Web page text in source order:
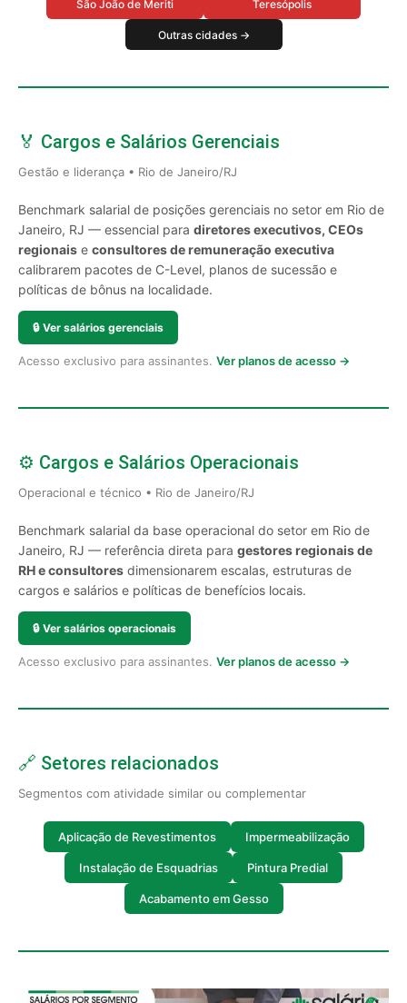
São João de Meriti Teresópolis
Outras cidades →
🏅 Cargos e Salários Gerenciais
Gestão e liderança • Rio de Janeiro/RJ
Benchmark salarial de posições gerenciais no setor em Rio de
Janeiro, RJ — essencial para diretores executivos, CEOs
regionais e consultores de remuneração executiva
calibrarem pacotes de C-Level, planos de sucessão e
políticas de bônus na localidade.
🔒 Ver salários gerenciais
Acesso exclusivo para assinantes. Ver planos de acesso →
⚙️ Cargos e Salários Operacionais
Operacional e técnico • Rio de Janeiro/RJ
Benchmark salarial da base operacional do setor em Rio de
Janeiro, RJ — referência direta para gestores regionais de
RH e consultores dimensionarem escalas, estruturas de
cargos e salários e políticas de benefícios locais.
🔒 Ver salários operacionais
Acesso exclusivo para assinantes. Ver planos de acesso →
🔗 Setores relacionados
Segmentos com atividade similar ou complementar
Aplicação de Revestimentos Impermeabilização
Instalação de Esquadrias Pintura Predial
Acabamento em Gesso